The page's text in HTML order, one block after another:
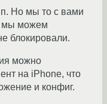
Но мы то с вами
мы можем
блокировали.
можно
на iPhone, что
и конфиг.